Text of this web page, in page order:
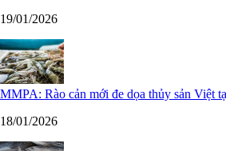
19/01/2026
MMPA: Rào cản mới đe dọa thủy sản Việt
18/01/2026